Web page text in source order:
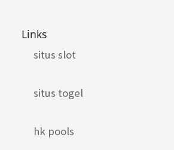
Links
situs slot
situs togel
hk pools